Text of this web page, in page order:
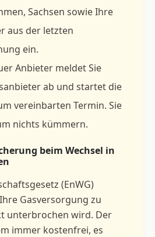
Sachsen sowie Ihre
aus der letzten
ein.
Anbieter meldet Sie
ab und startet die
vereinbarten Termin. Sie
nichts kümmern.
beim Wechsel in
(EnWG)
Gasversorgung zu
unterbrochen wird. Der
immer kostenfrei, es